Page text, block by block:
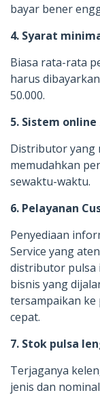
bayar bener
4. Syarat
Biasa rata-rata
harus
50.000.
5. Sistem online
Distributor yang
memudahkan
sewaktu-waktu.
6. Pelayanan
Penyediaan
Service yang
distributor pulsa
bisnis yang
tersampaikan
cepat.
7. Stok pulsa
Terjaganya
jenis dan